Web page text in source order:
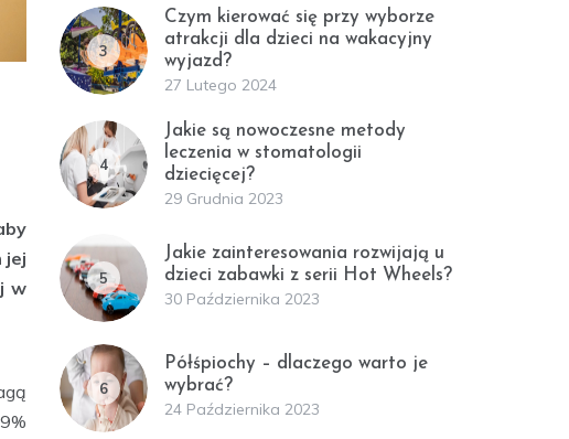
jej
w
3
Czym kierować się przy wyborze
atrakcji dla dzieci na wakacyjny
wyjazd?
27 Lutego 2024
4
Jakie są nowoczesne metody
leczenia w stomatologii
dziecięcej?
29 Grudnia 2023
5
Jakie zainteresowania rozwijają u
dzieci zabawki z serii Hot Wheels?
30 Października 2023
6
Półśpiochy – dlaczego warto je
wybrać?
24 Października 2023